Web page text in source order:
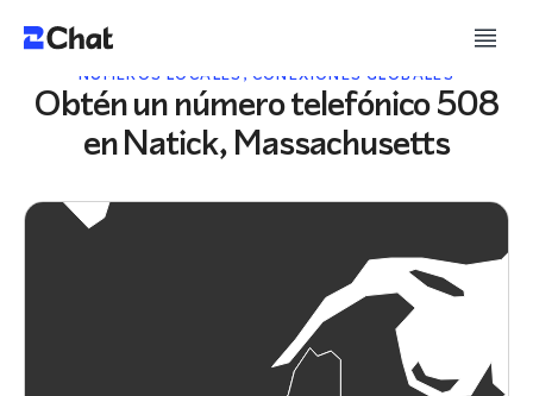
NÚMEROS LOCALES, CONEXIONES GLOBALES
Obtén un número telefónico 508
en Natick, Massachusetts